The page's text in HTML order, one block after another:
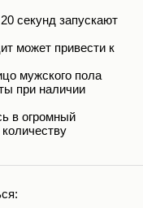
секунд запускают
может привести к
мужского пола
при наличии
в огромный